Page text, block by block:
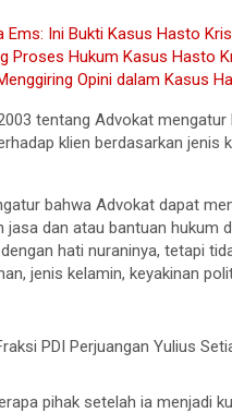
Ems: Ini Bukti Kasus Hasto
Proses Hukum Kasus Hasto
Opini dalam Kasus
tentang Advokat
klien berdasarkan jenis
bahwa Advokat dapat
dan atau bantuan hukum
hati nuraninya, tetapi
jenis kelamin, keyakinan
PDI Perjuangan Yulius
pihak setelah ia menjadi